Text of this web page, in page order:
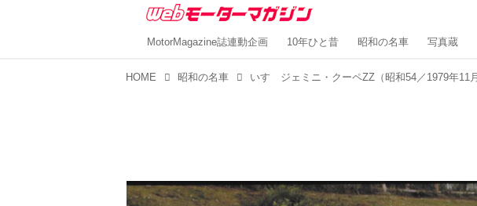
MotorMagazine誌連動企画 10年ひと昔 昭和の名車 写真蔵
HOME 昭和の名車